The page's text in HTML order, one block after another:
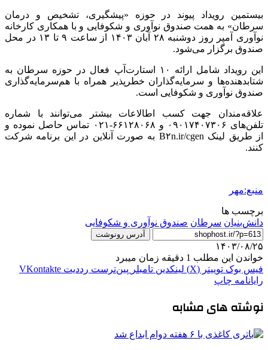
بیستمین رویداد پیوند در حوزه «پیشگیری، تشخیص و درمان
سرطان» به همت صندوق نوآوری و شکوفایی و با همکاری کارخانه
نوآوری آمپر روز دوشنبه ۲۸ آبان ۱۴۰۳ از ساعت ۹ تا ۱۳ در محل
صندوق برگزار می‌شود.
این رویداد شامل ارائه ۱۰ استارت‌آپ فعال در حوزه سرطان به
شتابدهنده‌ها و سرمایه‌گذاران خطرپذیر همراه با هم‌سرمایه‌گذاری
صندوق نوآوری و شکوفایی است.
علاقه‌مندان جهت کسب اطالاعات بیشتر می‌توانند با شماره
تلفن‌های ۰۹۰۱۷۴۰۷۳۰۶ و ۶۶۱۲۸۰۶۸-۰۲۱ تماس حاصل نموده و
از طریق لینک B۲n.ir/cgen به صورت آنلاین در این برنامه شرکت
کنند.
منبع:مهر
برچسب ها
دانش‌بنیان سرطان صندوق نوآوری و شکوفایی
آدرس رونوشت
۱۴۰۳/۰۸/۲۵
خواندن این مطلب 1 دقیقه زمان میبرد
فیس بوک توییتر (X) لینکدین ‫تامبلر ‫پین‌ترست ‫رددیت ‫VKontakte
رایانامه چاپ
نوشته های مشابه